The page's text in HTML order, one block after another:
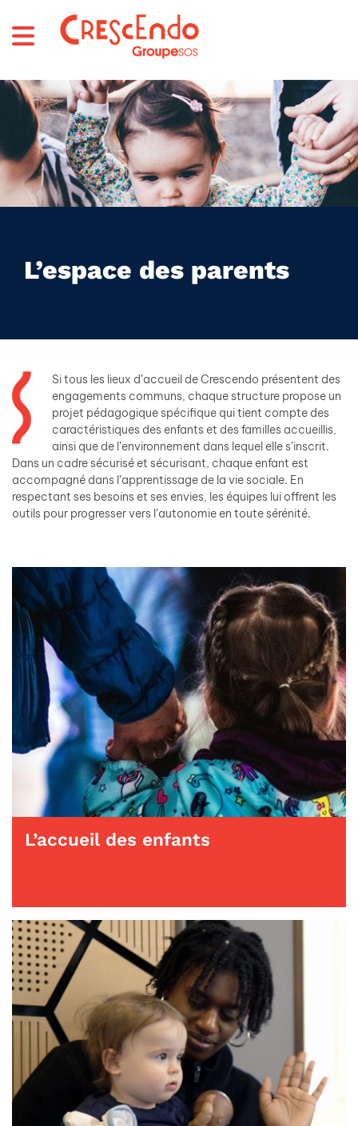
L’espace des parents
Si tous les lieux d’accueil de Crescendo présentent des
engagements communs, chaque structure propose un
projet pédagogique spécifique qui tient compte des
caractéristiques des enfants et des familles accueillis,
ainsi que de l’environnement dans lequel elle s’inscrit.
Dans un cadre sécurisé et sécurisant, chaque enfant est
accompagné dans l’apprentissage de la vie sociale. En
respectant ses besoins et ses envies, les équipes lui offrent les
outils pour progresser vers l’autonomie en toute sérénité.
L’accueil des enfants